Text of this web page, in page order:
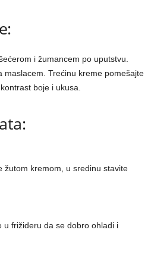
i žumancem po uputstvu.
maslacem. Trećinu kreme pomešajte
boje i ukusa.
žutom kremom, u sredinu stavite
u frižideru da se dobro ohladi i